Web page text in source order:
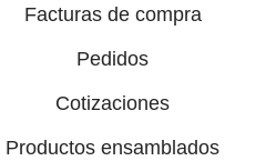
Facturas de compra
Pedidos
Cotizaciones
Productos ensamblados